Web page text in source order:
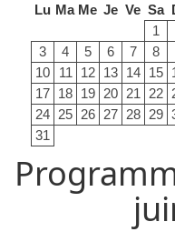
Lu Ma Me Je Ve Sa
1
3
4 5 6 7 8
10
11 12 13 14 15
17 18 19 20 21 22
24 25 26 27 28 29
31